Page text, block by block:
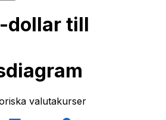
dollar till
valutakurser